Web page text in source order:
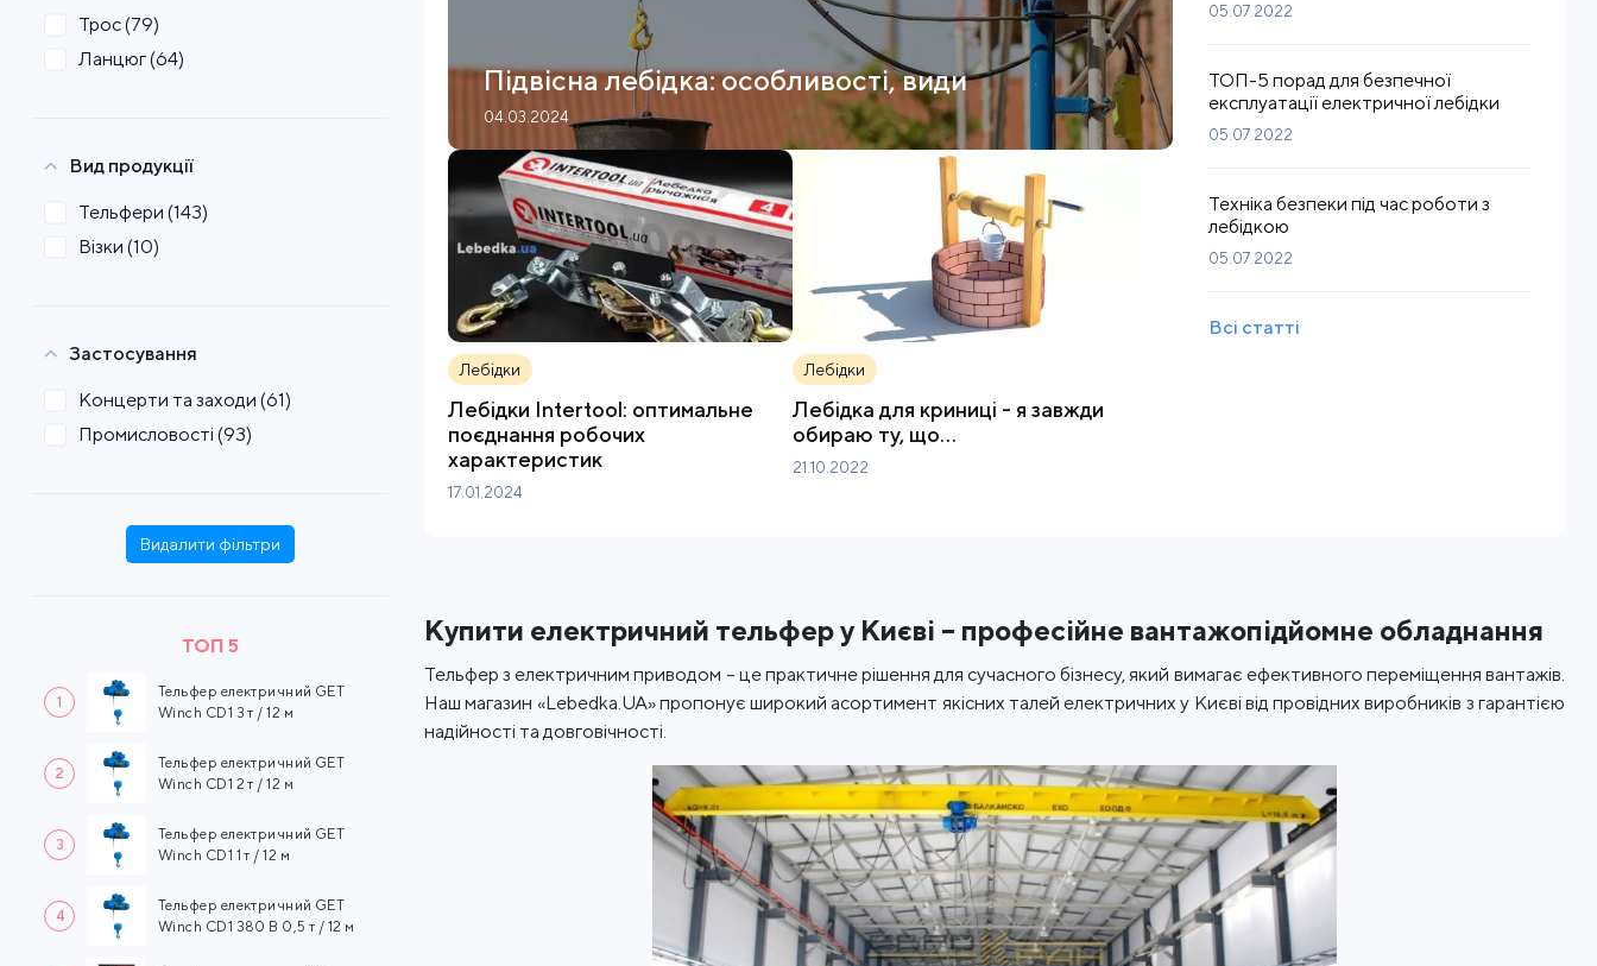
Трос(79)
Ланцюг(64)
Вид продукції
Тельфери (143)
Візки (10)
Застосування
Концерти та заходи (61)
Промисловості (93)
Видалити фільтри
ТОП 5
1
Тельфер електричний GET
Winch CD1 3 т / 12 м
2
Тельфер електричний GET
Winch CD1 2 т / 12 м
3
Тельфер електричний GET
Winch CD1 1 т / 12 м
4
Тельфер електричний GET
Winch CD1 380 В 0,5 т / 12 м
Підвісна лебідка: особливості, види
04.03.2024
Лебідки
Лебідки Intertool: оптимальне
поєднання робочих
характеристик
17.01.2024
Лебідки
Лебідка для криниці - я завжди
обираю ту, що…
21.10.2022
05.07.2022
ТОП-5 порад для безпечної
експлуатації електричної лебідки
05.07.2022
Техніка безпеки під час роботи з
лебідкою
05.07.2022
Всі статті
Купити електричний тельфер у Києві – професійне вантажопідйомне обладнання
Тельфер з електричним приводом – це практичне рішення для сучасного бізнесу, який вимагає ефективного переміщення вантажів.
Наш магазин «Lebedka.UA» пропонує широкий асортимент якісних талей електричних у Києві від провідних виробників з гарантією
надійності та довговічності.